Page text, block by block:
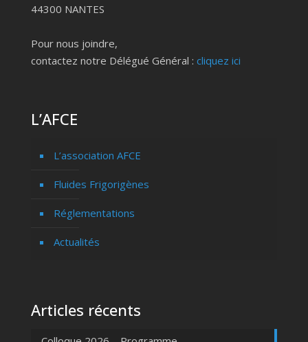
44300 NANTES
Pour nous joindre,
contactez notre Délégué Général : cliquez ici
L’AFCE
L’association AFCE
Fluides Frigorigènes
Réglementations
Actualités
Articles récents